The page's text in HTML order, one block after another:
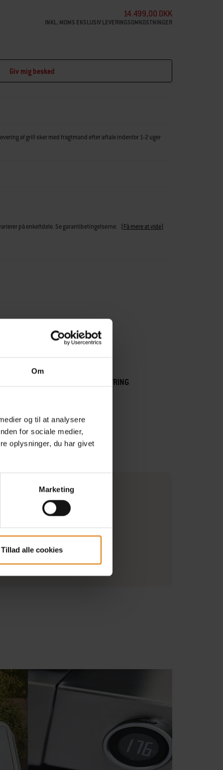
Om
og til at analysere
for sociale medier,
oplysninger, du har givet
Marketing
Tillad alle cookies
14.499,00 DKK
INKL. MOMS EKSLUSIV LEVERINGSOMKOSTNINGER
Giv mig besked
af grill sker med fragtmand efter aftale indenfor 1-2 uger
på enkeltdele. Se garantibetingelserne. (Få mere at vide)
FÅ PRÆCIS STYRING